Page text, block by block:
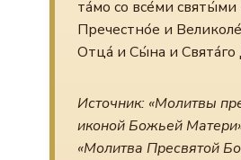
та́мо со все́ми святы́ми
Пречестно́е и
Отца́ и Сы́на и
Источник: «Молитвы
иконой Божьей
«Молитва Пресвятой